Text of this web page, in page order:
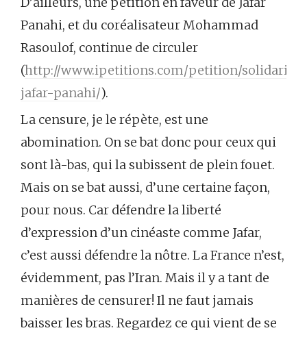
Panahi, et du coréalisateur Mohammad
Rasoulof, continue de circuler
(http://www.ipetitions.com/petition/solidarite-
jafar-panahi/).
La censure, je le répète, est une
abomination. On se bat donc pour ceux qui
sont là-bas, qui la subissent de plein fouet.
Mais on se bat aussi, d’une certaine façon,
pour nous. Car défendre la liberté
d’expression d’un cinéaste comme Jafar,
c’est aussi défendre la nôtre. La France n’est,
évidemment, pas l’Iran. Mais il y a tant de
manières de censurer! Il ne faut jamais
baisser les bras. Regardez ce qui vient de se